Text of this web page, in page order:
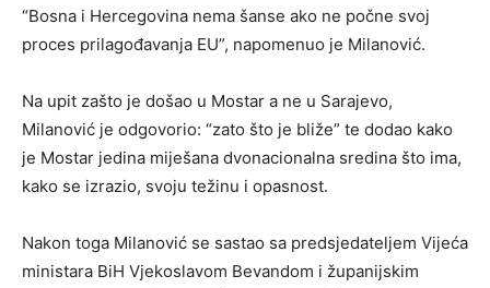
“Bosna i Hercegovina nema šanse ako ne počne svoj
proces prilagođavanja EU”, napomenuo je Milanović.
Na upit zašto je došao u Mostar a ne u Sarajevo,
Milanović je odgovorio: “zato što je bliže” te dodao kako
je Mostar jedina miješana dvonacionalna sredina što ima,
kako se izrazio, svoju težinu i opasnost.
Nakon toga Milanović se sastao sa predsjedateljem Vijeća
ministara BiH Vjekoslavom Bevandom i županijskim